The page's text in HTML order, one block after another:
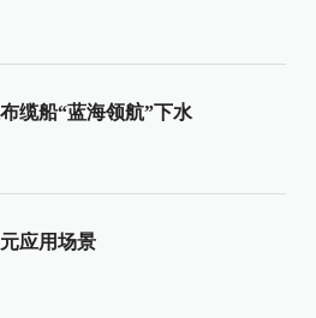
缆船“蓝海领航”下水
应用场景